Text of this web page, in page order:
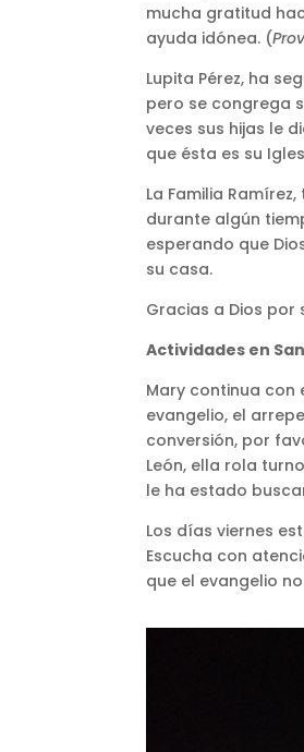
mucha gratitud
ayuda idónea. (
Lupita Pérez, ha
pero se congrega
veces sus hijas le
que ésta es su
La Familia
durante algún
esperando que
su casa.
Gracias a Dios
Actividades en
Mary continua con
evangelio, el
conversión, por
León, ella rola
le ha estado
Los días viernes
Escucha con
que el evangelio